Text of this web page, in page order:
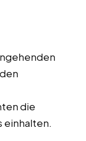
die
einhalten.